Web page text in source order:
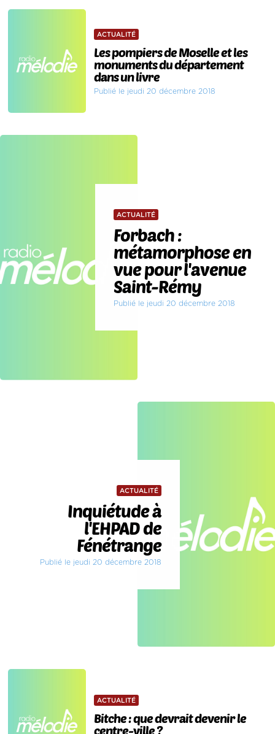
ACTUALITÉ
Les pompiers de Moselle et les
monuments du département
dans un livre
Publié le jeudi 20 décembre 2018
ACTUALITÉ
Forbach :
métamorphose en
vue pour l'avenue
Saint-Rémy
Publié le jeudi 20 décembre 2018
ACTUALITÉ
Inquiétude à
l'EHPAD de
Fénétrange
Publié le jeudi 20 décembre 2018
ACTUALITÉ
Bitche : que devrait devenir le
centre-ville ?